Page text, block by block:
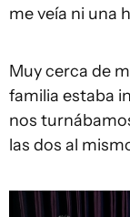
me veía ni una
Muy cerca de
familia estaba
nos
las dos al